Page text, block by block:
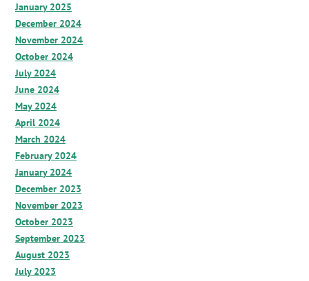
January 2025
December 2024
November 2024
October 2024
July 2024
June 2024
May 2024
April 2024
March 2024
February 2024
January 2024
December 2023
November 2023
October 2023
September 2023
August 2023
July 2023